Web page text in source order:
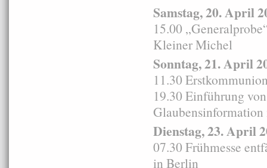
Samstag, 20. April
15.00
Kleiner Michel
Sonntag, 21. April
11.30
19.30 Einführung
Glaubensinformation
Dienstag, 23. April
07.30 Frühmesse
in Berlin